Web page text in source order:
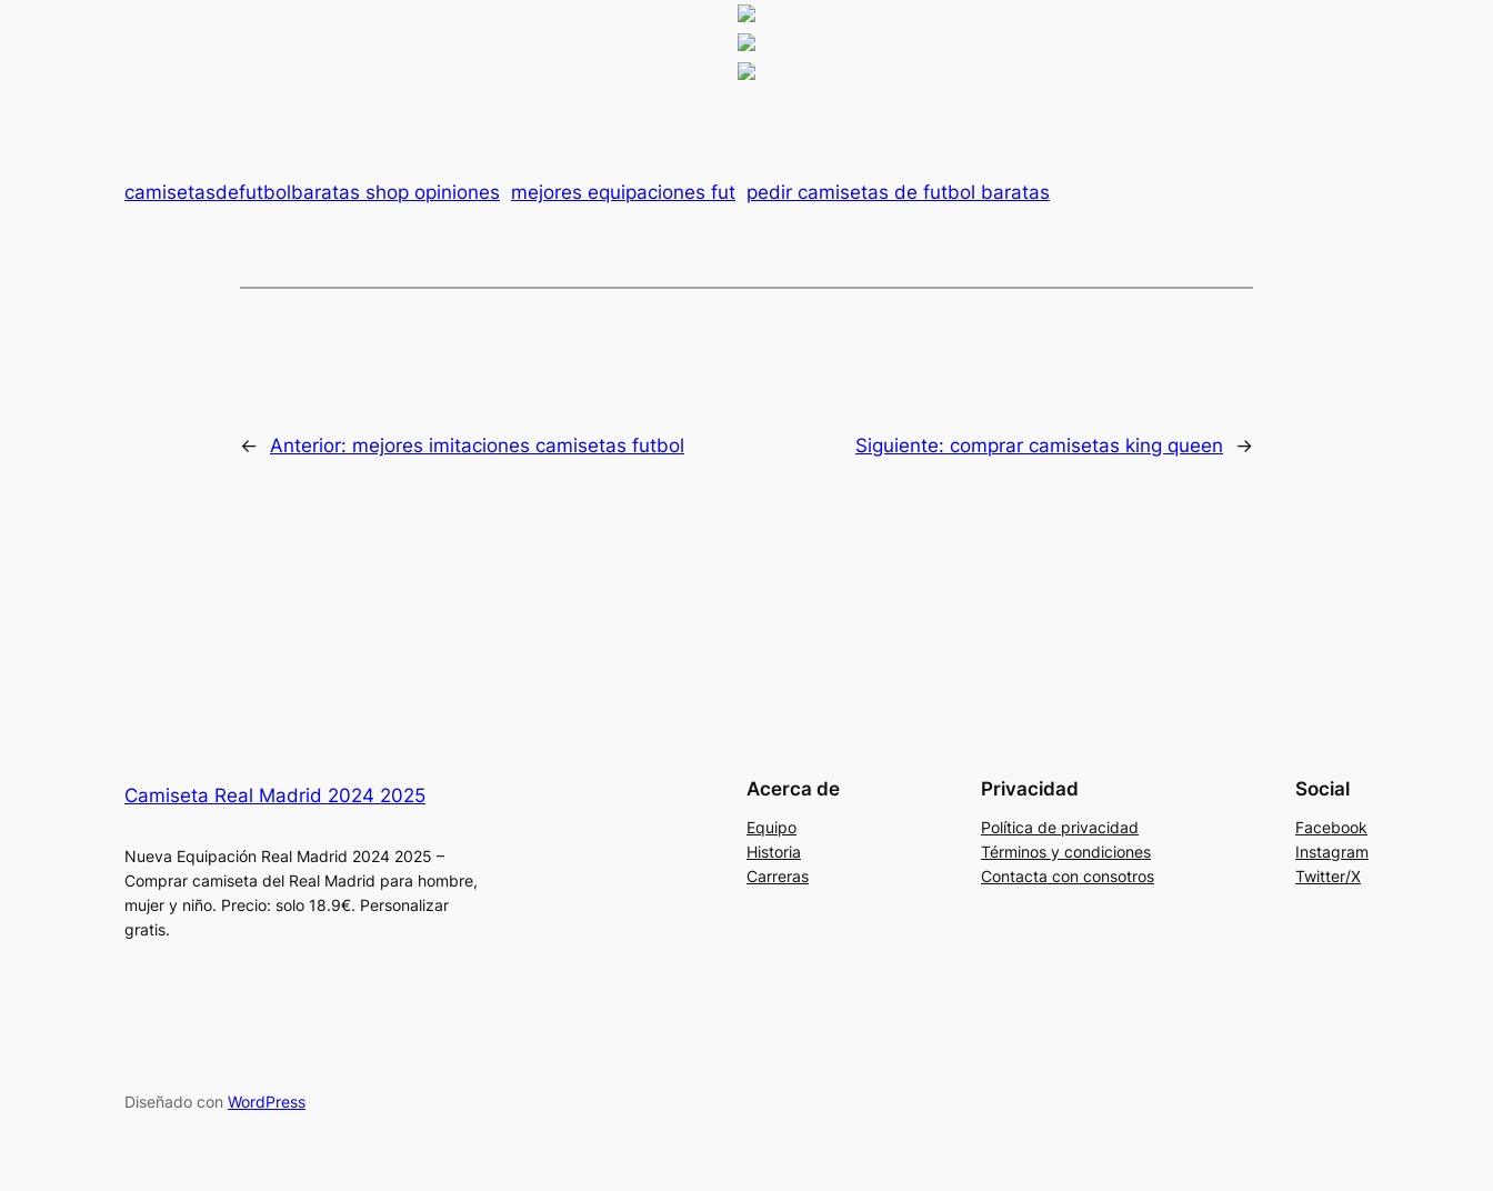
camisetasdefutbolbaratas shop opiniones mejores equipaciones fut pedir camisetas de futbol baratas
← Anterior: mejores imitaciones camisetas futbol Siguiente: comprar camisetas king queen →
Camiseta Real Madrid 2024 2025
Nueva Equipación Real Madrid 2024 2025 –
Comprar camiseta del Real Madrid para hombre,
mujer y niño. Precio: solo 18.9€. Personalizar
gratis.
Acerca de
Equipo
Historia
Carreras
Privacidad
Política de privacidad
Términos y condiciones
Contacta con consotros
Social
Facebook
Instagram
Twitter/X
Diseñado con WordPress